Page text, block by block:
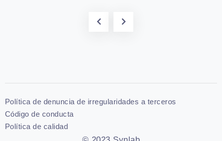
Política de denuncia de irregularidades a terceros
Código de conducta
Política de calidad